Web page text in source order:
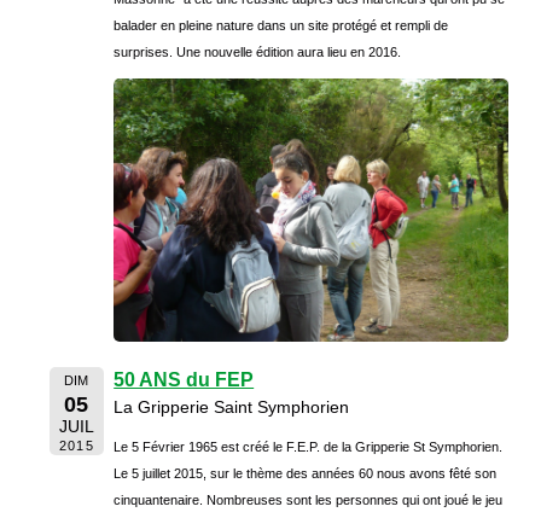
balader en pleine nature dans un site protégé et rempli de
surprises. Une nouvelle édition aura lieu en 2016.
DIM
05
JUIL
2015
50 ANS du FEP
La Gripperie Saint Symphorien
Le 5 Février 1965 est créé le F.E.P. de la Gripperie St Symphorien.
Le 5 juillet 2015, sur le thème des années 60 nous avons fêté son
cinquantenaire. Nombreuses sont les personnes qui ont joué le jeu